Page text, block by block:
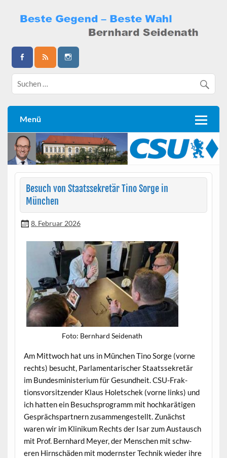
content
Bernhard Seidenath
Menü
Besuch von Staatssekretär Tino Sorge in
München
8. Februar 2026
Foto: Bern­hard Seidenath
Am Mittwoch hat uns in München Tino Sorge (vorne
rechts) besucht, Par­la­men­tarisch­er Staatssekretär
im Bun­desmin­is­teri­um für Gesund­heit. CSU-Frak­
tionsvor­sitzen­der Klaus Holetschek (vorne links) und
ich hat­ten ein Besuch­spro­gramm mit hochkaräti­gen
Gesprächspart­nern zusam­mengestellt. Zunächst
waren wir im Klinikum Rechts der Isar zum Aus­tausch
mit Prof. Bern­hard Mey­er, der Men­schen mit schw­
eren Hirn­schä­den mit mod­ern­ster Tech­nik wieder ihre